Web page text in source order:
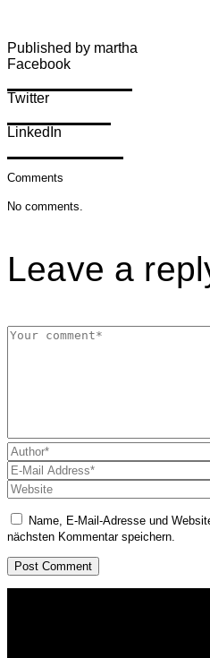
Published by martha
Facebook
Twitter
LinkedIn
Comments
No comments.
Leave a
Name, E-Mail-Adresse und
nächsten Kommentar speichern.